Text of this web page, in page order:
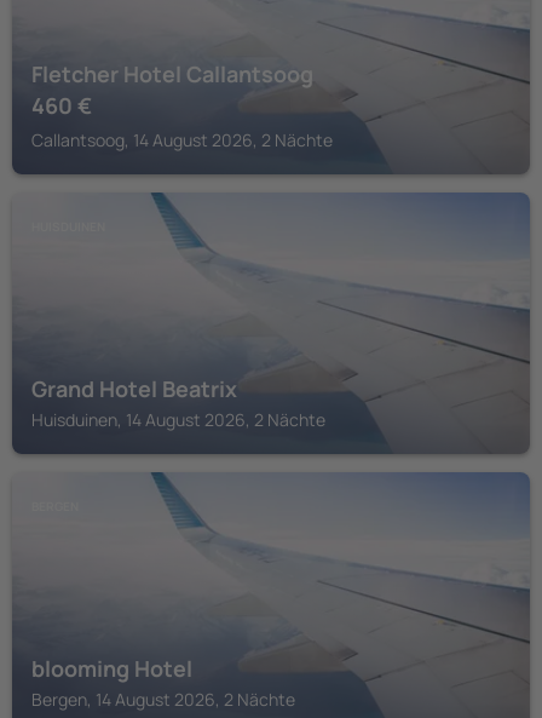
Fletcher Hotel Callantsoog
460 €
Callantsoog, 14 August 2026, 2 Nächte
Grand Hotel Beatrix
Huisduinen, 14 August 2026, 2 Nächte
blooming Hotel
Bergen, 14 August 2026, 2 Nächte